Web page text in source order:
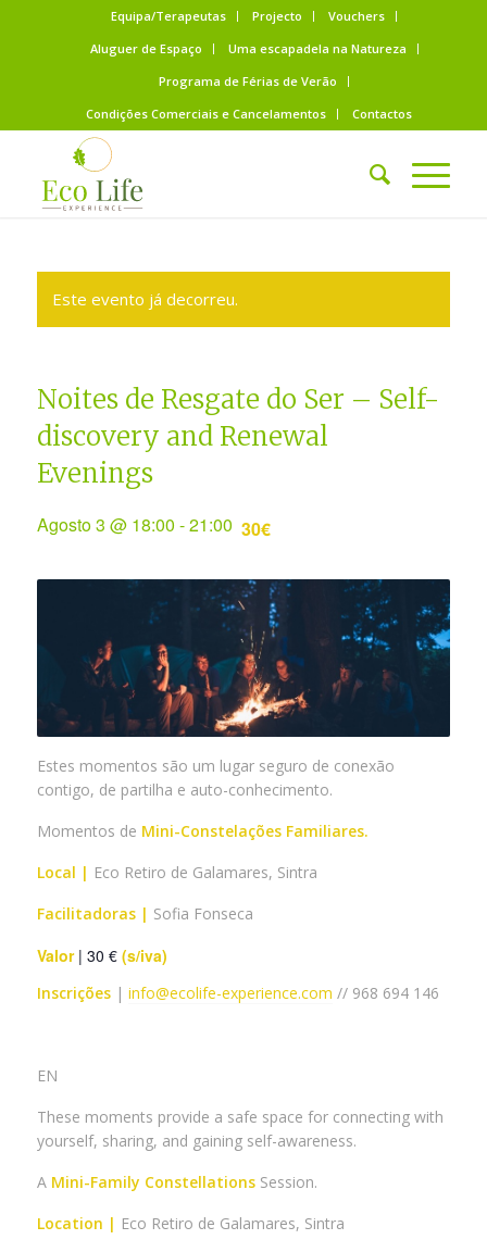
Equipa/Terapeutas Projecto
Vouchers
Aluguer de Espaço
Uma escapadela na Natureza
Programa de Férias de Verão
Condições Comerciais e Cancelamentos
Contactos
Este evento já decorreu.
Noites de Resgate do Ser – Self-
discovery and Renewal
Evenings
Agosto 3 @ 18:00 -21:00 30€
Estes momentos são um lugar seguro de conexão
contigo, de partilha e auto-conhecimento.
Momentos de Mini-Constelações Familiares.
Local | Eco Retiro de Galamares, Sintra
Facilitadoras | Sofia Fonseca
Valor| 30 € (s/iva)
Inscrições | info@ecolife-experience.com // 968 694 146
EN
These moments provide a safe space for connecting with
yourself, sharing, and gaining self-awareness.
A Mini-Family ConstellationsSession.
Location | Eco Retiro de Galamares, Sintra